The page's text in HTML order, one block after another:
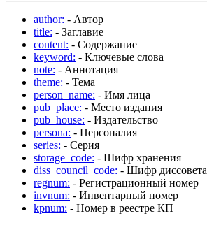
author: - Автор
title: - Заглавие
content: - Содержание
keyword: - Ключевые слова
note: - Аннотация
theme: - Тема
person_name: - Имя лица
pub_place: - Место издания
pub_house: - Издательство
persona: - Персоналия
series: - Серия
storage_code: - Шифр хранения
diss_council_code: - Шифр диссовета
regnum: - Регистрационный номер
invnum: - Инвентарный номер
kpnum: - Номер в реестре КП